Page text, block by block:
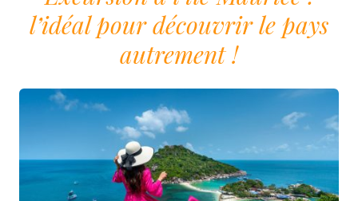
l’idéal pour découvrir le pays
autrement !